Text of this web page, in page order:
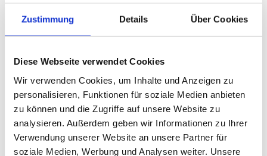
Zustimmung Details Über Cookies
Diese Webseite verwendet Cookies
Wir verwenden Cookies, um Inhalte und Anzeigen zu
personalisieren, Funktionen für soziale Medien anbieten
zu können und die Zugriffe auf unsere Website zu
analysieren. Außerdem geben wir Informationen zu Ihrer
Verwendung unserer Website an unsere Partner für
soziale Medien, Werbung und Analysen weiter. Unsere
Preise und Verfügbarkeit sehen unsere
eingeloggten Geschäftskunden.
Beschreibung Lagerung und Verpackung
Beschreibung
Lagerung und Verpackung